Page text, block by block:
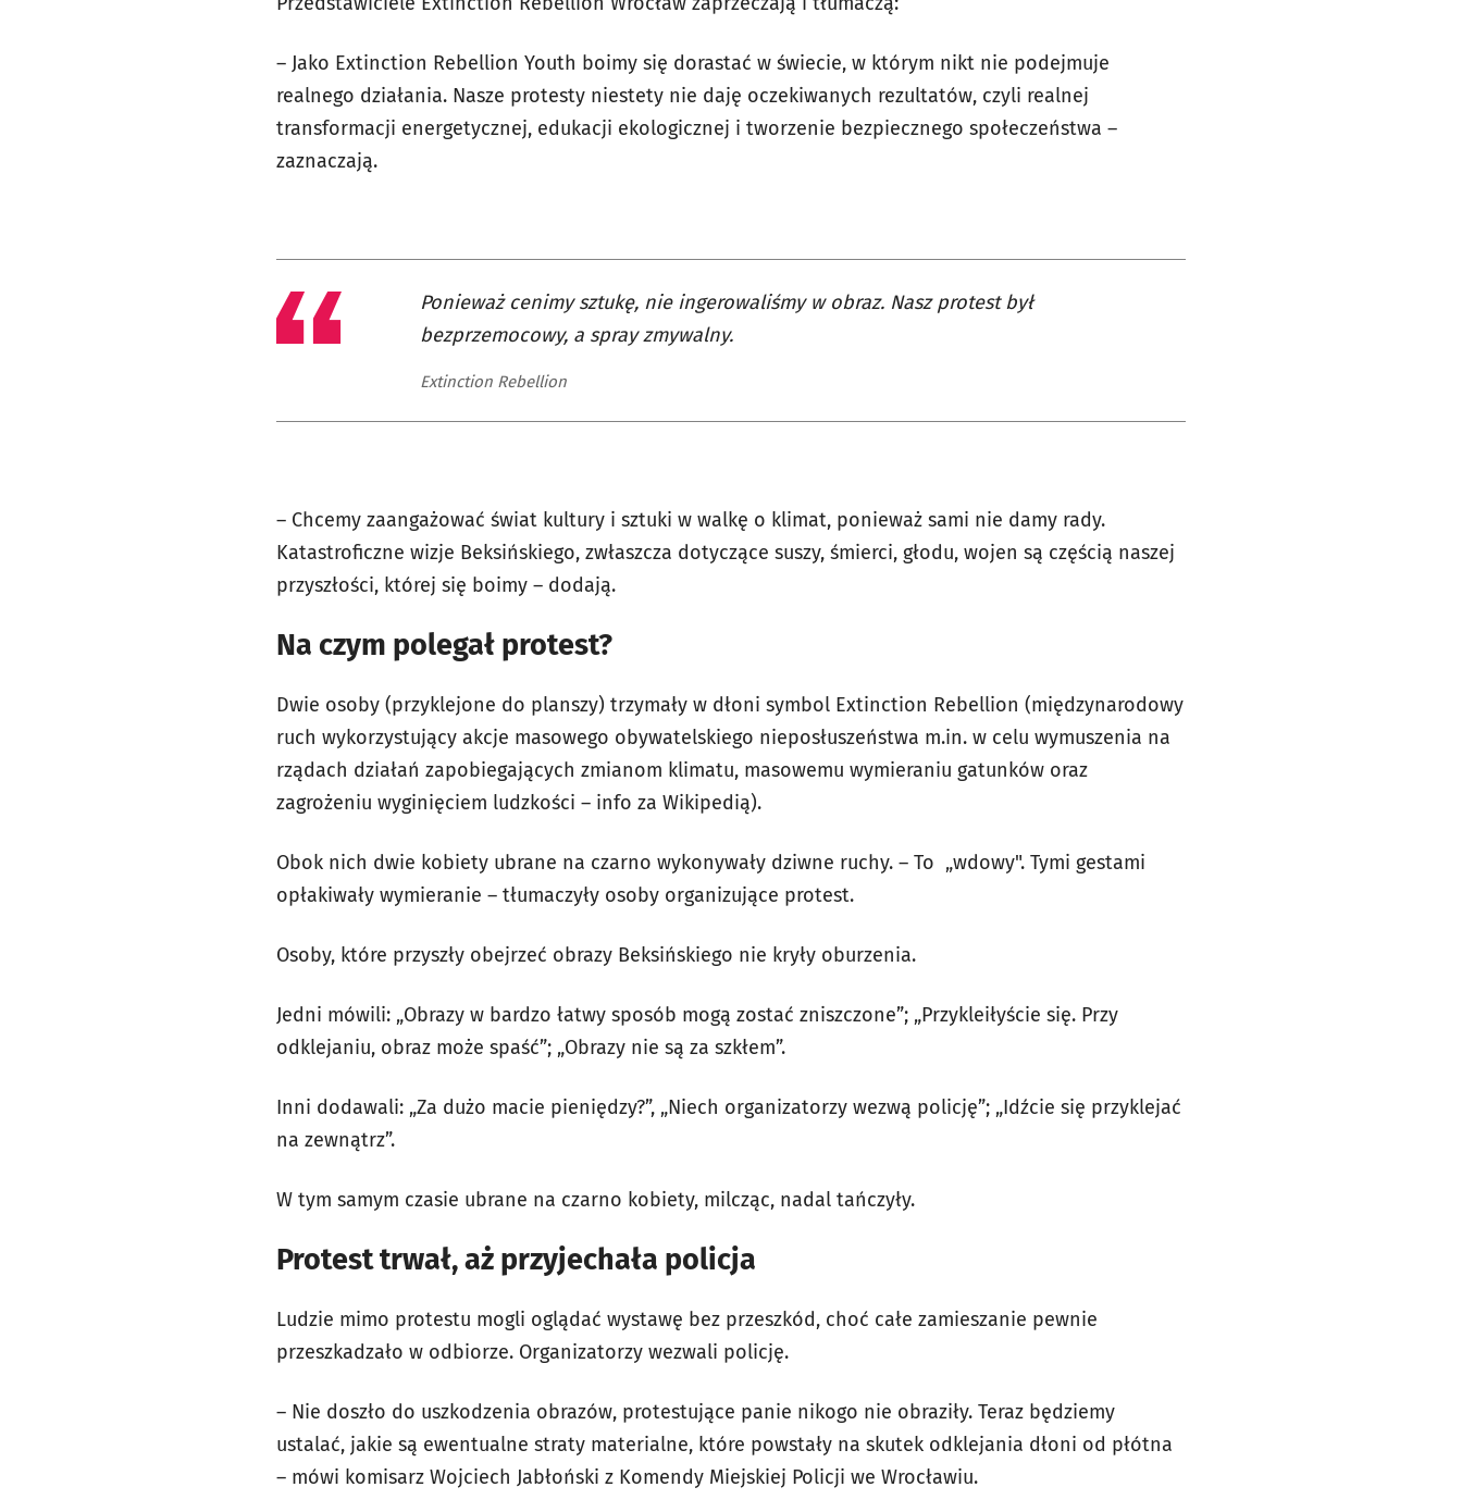
– Jako Extinction Rebellion Youth boimy się dorastać w świecie, w którym nikt nie podejmuje
realnego działania. Nasze protesty niestety nie daję oczekiwanych rezultatów, czyli realnej
transformacji energetycznej, edukacji ekologicznej i tworzenie bezpiecznego społeczeństwa –
zaznaczają.
Ponieważ cenimy sztukę, nie ingerowaliśmy w obraz. Nasz protest był
bezprzemocowy, a spray zmywalny.
Extinction Rebellion
– Chcemy zaangażować świat kultury i sztuki w walkę o klimat, ponieważ sami nie damy rady.
Katastroficzne wizje Beksińskiego, zwłaszcza dotyczące suszy, śmierci, głodu, wojen są częścią naszej
przyszłości, której się boimy – dodają.
Na czym polegał protest?
Dwie osoby (przyklejone do planszy) trzymały w dłoni symbol Extinction Rebellion (międzynarodowy
ruch wykorzystujący akcje masowego obywatelskiego nieposłuszeństwa m.in. w celu wymuszenia na
rządach działań zapobiegających zmianom klimatu, masowemu wymieraniu gatunków oraz
zagrożeniu wyginięciem ludzkości – info za Wikipedią).
Obok nich dwie kobiety ubrane na czarno wykonywały dziwne ruchy. – To „wdowy". Tymi gestami
opłakiwały wymieranie – tłumaczyły osoby organizujące protest.
Osoby, które przyszły obejrzeć obrazy Beksińskiego nie kryły oburzenia.
Jedni mówili: „Obrazy w bardzo łatwy sposób mogą zostać zniszczone”; „Przykleiłyście się. Przy
odklejaniu, obraz może spaść”; „Obrazy nie są za szkłem”.
Inni dodawali: „Za dużo macie pieniędzy?”, „Niech organizatorzy wezwą policję”; „Idźcie się przyklejać
na zewnątrz”.
W tym samym czasie ubrane na czarno kobiety, milcząc, nadal tańczyły.
Protest trwał, aż przyjechała policja
Ludzie mimo protestu mogli oglądać wystawę bez przeszkód, choć całe zamieszanie pewnie
przeszkadzało w odbiorze. Organizatorzy wezwali policję.
– Nie doszło do uszkodzenia obrazów, protestujące panie nikogo nie obraziły. Teraz będziemy
ustalać, jakie są ewentualne straty materialne, które powstały na skutek odklejania dłoni od płótna
– mówi komisarz Wojciech Jabłoński z Komendy Miejskiej Policji we Wrocławiu.